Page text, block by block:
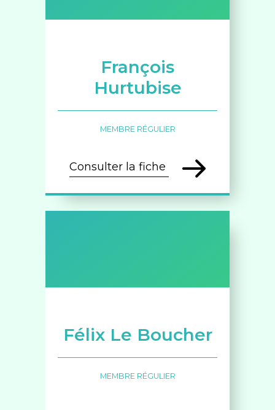
François
Hurtubise
MEMBRE RÉGULIER
Consulter la fiche
Félix Le Boucher
MEMBRE RÉGULIER